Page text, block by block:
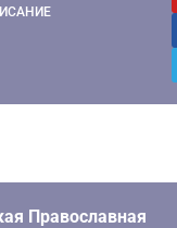
Православная